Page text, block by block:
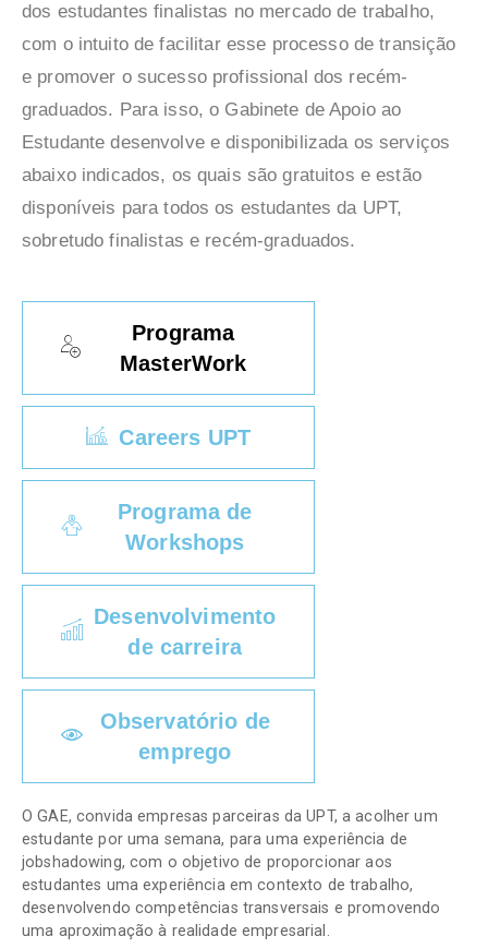
dos estudantes finalistas no mercado de trabalho,
com o intuito de facilitar esse processo de transição
e promover o sucesso profissional dos recém-
graduados. Para isso, o Gabinete de Apoio ao
Estudante desenvolve e disponibilizada os serviços
abaixo indicados, os quais são gratuitos e estão
disponíveis para todos os estudantes da UPT,
sobretudo finalistas e recém-graduados.
Programa
MasterWork
Careers UPT
Programa de
Workshops
Desenvolvimento
de carreira
Observatório de
emprego
O GAE, convida empresas parceiras da UPT, a acolher um
estudante por uma semana, para uma experiência de
jobshadowing, com o objetivo de proporcionar aos
estudantes uma experiência em contexto de trabalho,
desenvolvendo competências transversais e promovendo
uma aproximação à realidade empresarial.